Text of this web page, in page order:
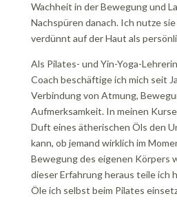
Wachheit in der Bewegung und
Nachspüren danach. Ich nutze
verdünnt auf der Haut als
Als Pilates- und Yin-Yoga-
Coach beschäftige ich mich seit
Verbindung von Atmung,
Aufmerksamkeit. In meinen
Duft eines ätherischen Öls den
kann, ob jemand wirklich im
Bewegung des eigenen Körpers
dieser Erfahrung heraus teile ich
Öle ich selbst beim Pilates